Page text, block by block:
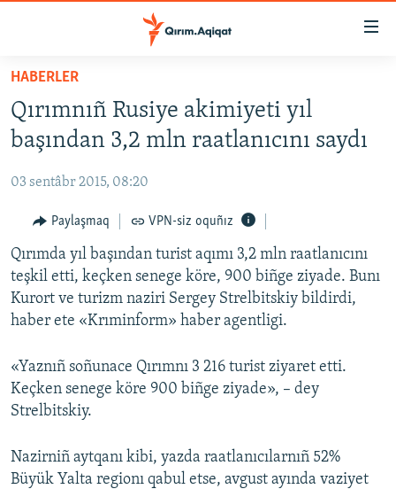
Esas
qaytmaq
Baş
navigatsiyağa
qaytmaq
qaytmaq
SİYASET
İQTİSADİYAT
CEMİYET
MEDENİYET
İNSAN AQLARI
VİDEO
SÜRET
FİKİR
Українською
HABERLER
Qırımnıñ Rusiye akimiyeti yıl
başından 3,2 mln raatlanıcını saydı
03 sentâbr 2015, 08:20
Paylaşmaq VPN-siz oquñız
Qırımda yıl başından turist aqımı 3,2 mln raatlanıcını
teşkil etti, keçken senege köre, 900 biñge ziyade. Bunı
Kurort ve turizm naziri Sergey Strelbitskiy bildirdi,
haber ete «Krıminform» haber agentligi.
«Yaznıñ soñunace Qırımnı 3 216 turist ziyaret etti.
Keçken senege köre 900 biñge ziyade», – dey
Strelbitskiy.
Nazirniñ aytqanı kibi, yazda raatlanıcılarnıñ 52%
Büyük Yalta regionı qabul etse, avgust ayında vaziyet